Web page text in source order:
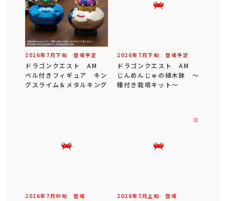
2026年 7 月下旬 登場予定
ドラゴンクエスト AM
ベル付きフィギュア キン
グスライム＆メタルキング
2026年 7 月下旬 登場予定
ドラゴンクエスト AM
じんめんじゅの植木鉢 ～
種付き栽培キット～
2026年 7 月中旬 登場 2026年 7 月 上旬 登場